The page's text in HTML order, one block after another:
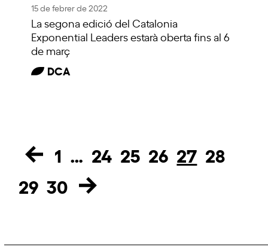
15 de febrer de 2022
La segona edició del Catalonia
Exponential Leaders estarà oberta fins al 6
de març
DCA
Page
1 … Page
24 Page
25 Page
26 Page
27 Page
28
Page
29 Page
30